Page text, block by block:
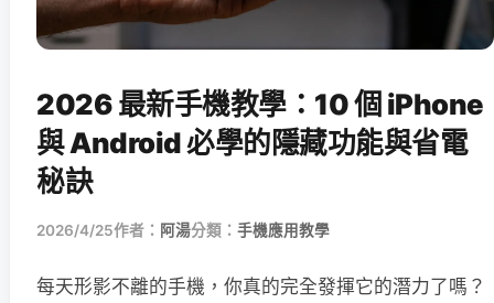
2026 最新手機教學：10 個 iPhone
與 Android 必學的隱藏功能與省電
秘訣
2026/4/25作者： 阿湯分類： 手機應用教學
每天形影不離的手機，你真的完全發揮它的潛力了嗎？